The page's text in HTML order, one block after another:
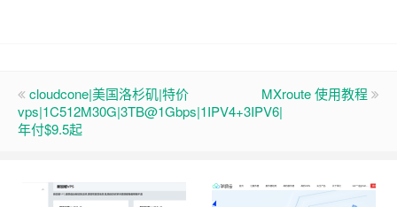
cloudcone|美国洛杉矶|特价
vps|1C512M30G|3TB@1Gbps|1IPV4+3IPV6|
年付$9.5起
MXroute 使用教程